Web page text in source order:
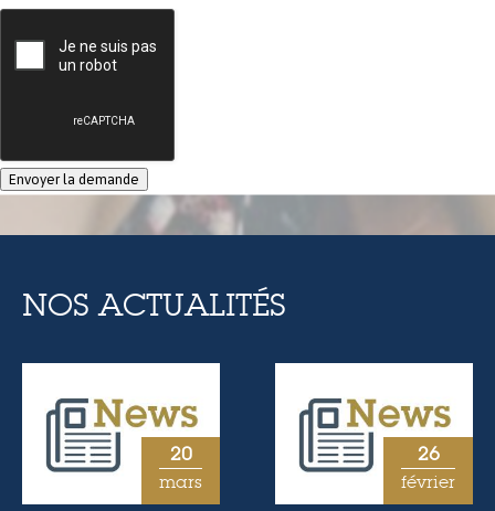
NOS ACTUALITÉS
20
mars
26
février